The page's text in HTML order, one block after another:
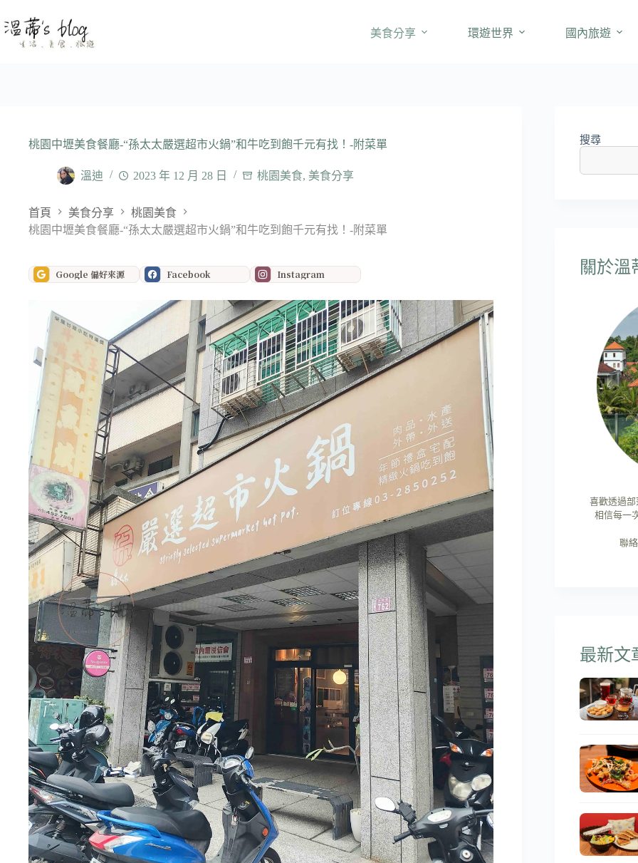
至
美食分享 環遊世界 國內旅遊
桃園中壢美食餐廳-“孫太太嚴選超市火鍋”和牛吃到飽千元有找！-附菜單
溫迪 2023 年 12 月 28 日 桃園美食, 美食分享
首頁 美食分享
桃園美食
桃園中壢美食餐廳-“孫太太嚴選超市火鍋”和牛吃到飽千元有找！-附菜單
Google 偏好來源 Facebook Instagram
搜尋
關於溫
喜歡透過
相信每一
聯
最新文